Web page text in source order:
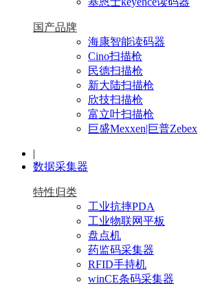
国产品牌
海康智能读码器
Cino扫描枪
民德扫描枪
新大陆扫描枪
欣技扫描枪
富立叶扫描枪
巨盛Mexxen|巨普Zebex
|
数据采集器
特性归类
工业抗摔PDA
工业物联网平板
盘点机
药监码采集器
RFID手持机
winCE条码采集器